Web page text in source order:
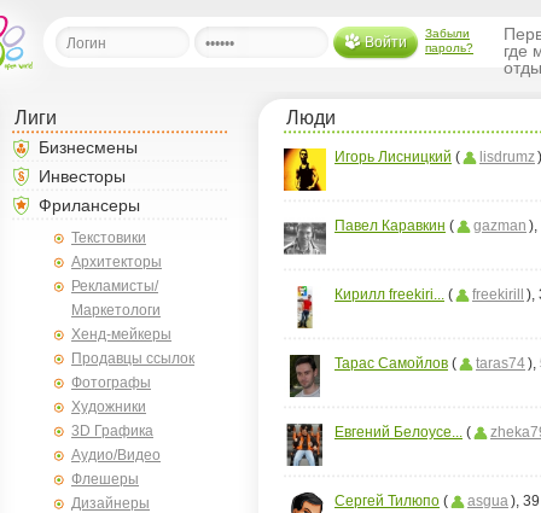
Войти
Забыли
пароль?
где
друзей
Лиги
Бизнесмены
Инвесторы
Фрилансеры
Текстовики
Архитекторы
Рекламисты/
Маркетологи
Хенд-мейкеры
Продавцы ссылок
Фотографы
Художники
3D Графика
Аудио/Видео
Флешеры
Дизайнеры
Люди
Игорь Лисницкий ( lisdrumz
Павел Каравкин ( gazman ),
Кирилл freekiri... ( freekirill ),
Тарас Самойлов ( taras74),
Евгений Белоусе... (
Сергей Тилюпо ( asgua),